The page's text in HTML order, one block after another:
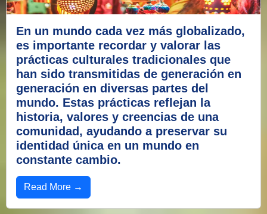
En un mundo cada vez más globalizado,
es importante recordar y valorar las
prácticas culturales tradicionales que
han sido transmitidas de generación en
generación en diversas partes del
mundo. Estas prácticas reflejan la
historia, valores y creencias de una
comunidad, ayudando a preservar su
identidad única en un mundo en
constante cambio.
Read More →